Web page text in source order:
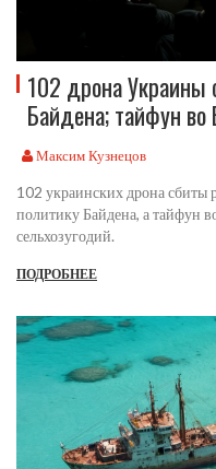
102 дрона
Байдена; тайфун во
Максим Кузнецов
102 украинских дрона
политику Байдена, а тайфун
сельхозугодий.
ПОДРОБНЕЕ